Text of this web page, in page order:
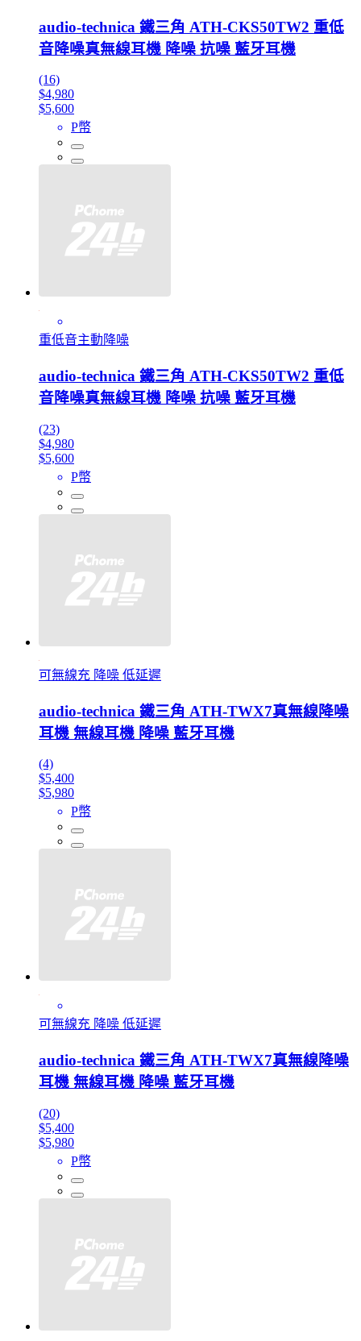
audio-technica 鐵三角 ATH-CKS50TW2 重低
音降噪真無線耳機 降噪 抗噪 藍牙耳機
(16)
$4,980
$5,600
P幣
重低音主動降噪
audio-technica 鐵三角 ATH-CKS50TW2 重低
音降噪真無線耳機 降噪 抗噪 藍牙耳機
(23)
$4,980
$5,600
P幣
可無線充 降噪 低延遲
audio-technica 鐵三角 ATH-TWX7真無線降噪
耳機 無線耳機 降噪 藍牙耳機
(4)
$5,400
$5,980
P幣
可無線充 降噪 低延遲
audio-technica 鐵三角 ATH-TWX7真無線降噪
耳機 無線耳機 降噪 藍牙耳機
(20)
$5,400
$5,980
P幣